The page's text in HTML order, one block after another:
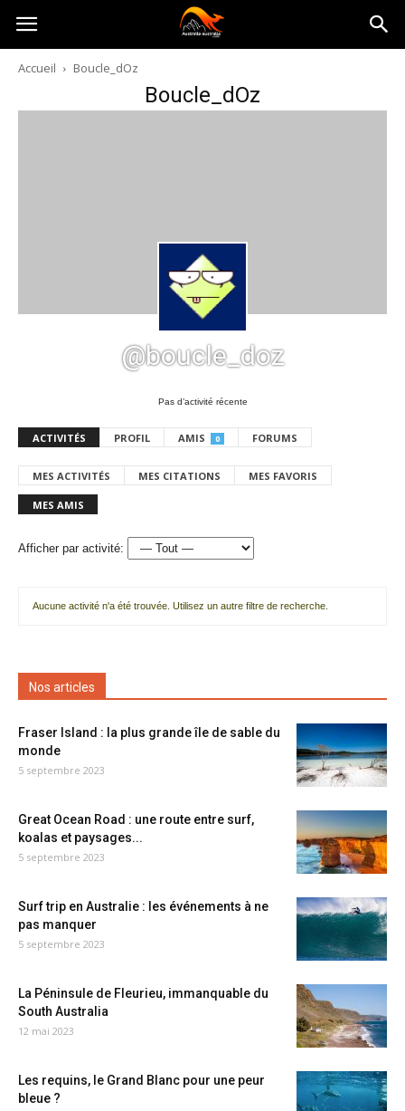
Australia-
australie.com
Accueil Boucle_dOz
Boucle_dOz
@boucle_doz
Pas d’activité récente
ACTIVITÉS PROFIL AMIS 0 FORUMS
MES ACTIVITÉS MES CITATIONS MES FAVORIS
MES AMIS
Afficher par activité:
Aucune activité n'a été trouvée. Utilisez un autre filtre de recherche.
Nos articles
Fraser Island : la plus grande île de sable du
monde
5 septembre 2023
Great Ocean Road : une route entre surf,
koalas et paysages...
5 septembre 2023
Surf trip en Australie : les événements à ne
pas manquer
5 septembre 2023
La Péninsule de Fleurieu, immanquable du
South Australia
12 mai 2023
Les requins, le Grand Blanc pour une peur
bleue ?